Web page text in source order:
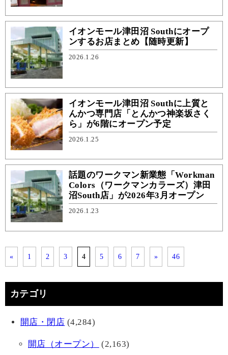
イオンモール津⽥沼 Southにオープ
ンするお店まとめ【随時更新】
2026.1.26
イオンモール津田沼 Southに上質と
んかつ専門店「とんかつ神楽坂さく
ら」が6階にオープン予定
2026.1.25
話題のワークマン新業態「Workman
Colors（ワークマンカラーズ）津田
沼South店」が2026年3月オープン
2026.1.23
« 1 2 3 4 5 6 7 » 46
カテゴリ
開店・閉店 (4,284)
開店（オープン）
(2,163)